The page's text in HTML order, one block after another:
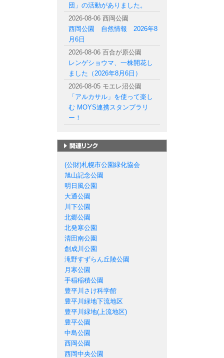
団」の活動がありました。
2026-08-06 西岡公園
西岡公園 自然情報 2026年8
月6日
2026-08-06 百合が原公園
レンゲショウマ、一株開花し
ました（2026年8月6日）
2026-08-05 モエレ沼公園
「アルカサル」を使って楽し
む MOYS連携スタンプラリ
ー！
(公財)札幌市公園緑化協会
旭山記念公園
明日風公園
大通公園
川下公園
北郷公園
北発寒公園
清田南公園
創成川公園
滝野すずらん丘陵公園
月寒公園
手稲稲積公園
豊平川さけ科学館
豊平川緑地下流地区
豊平川緑地(上流地区)
豊平公園
中島公園
西岡公園
西岡中央公園